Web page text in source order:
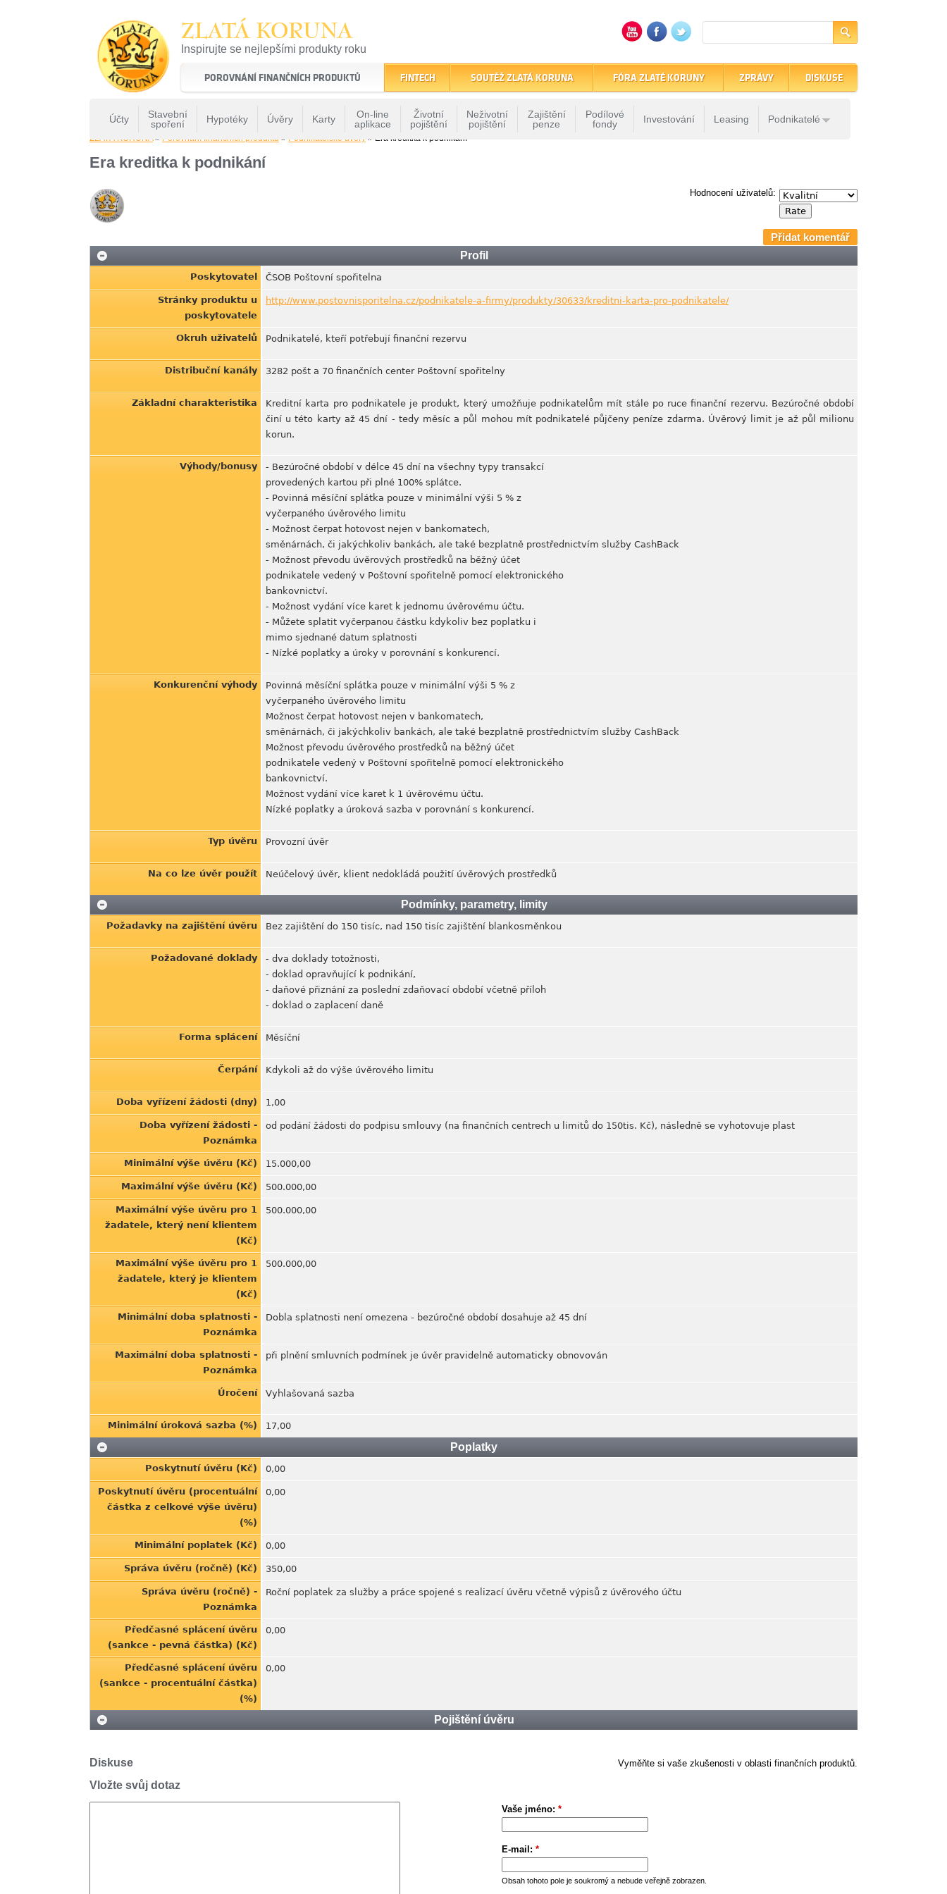
ZLATÁ KORUNA
Inspirujte se nejlepšími produkty roku
22 let tradice a kvality na finančním trhu
POROVNÁNÍ FINANČNÍCH PRODUKTŮ
Účty
Stavební
spoření
Hypotéky Úvěry Karty
On-line
aplikace
Životní
pojištění
Neživotní
pojištění
Zajištění
penze
Podílové
fondy
Investování Leasing Podnikatelé
FINTECH SOUTĚŽ ZLATÁ KORUNA FÓRA ZLATÉ KORUNY ZPRÁVY DISKUSE
ZLATÁ KORUNA» Porovnání finančních produktů » Podnikatelské úvěry » Era kreditka k podnikání
Era kreditka k podnikání
Hodnocení uživatelů:
Přidat komentář
Profil
Poskytovatel ČSOB Poštovní spořitelna
Stránky produktu u
poskytovatele
http://www.postovnisporitelna.cz/podnikatele-a-firmy/produkty/30633/kreditni-karta-pro-podnikatele/
Okruh uživatelů Podnikatelé, kteří potřebují finanční rezervu
Distribuční kanály 3282 pošt a 70 finančních center Poštovní spořitelny
Základní charakteristika
Kreditní karta pro podnikatele je produkt, který umožňuje podnikatelům mít stále po ruce finanční rezervu. Bezúročné období
činí u této karty až 45 dní - tedy měsíc a půl mohou mít podnikatelé půjčeny peníze zdarma. Úvěrový limit je až půl milionu
korun.
Výhody/bonusy
- Bezúročné období v délce 45 dní na všechny typy transakcí
provedených kartou při plné 100% splátce.
- Povinná měsíční splátka pouze v minimální výši 5 % z
vyčerpaného úvěrového limitu
- Možnost čerpat hotovost nejen v bankomatech,
směnárnách, či jakýchkoliv bankách, ale také bezplatně prostřednictvím služby CashBack
- Možnost převodu úvěrových prostředků na běžný účet
podnikatele vedený v Poštovní spořitelně pomocí elektronického
bankovnictví.
- Možnost vydání více karet k jednomu úvěrovému účtu.
- Můžete splatit vyčerpanou částku kdykoliv bez poplatku i
mimo sjednané datum splatnosti
- Nízké poplatky a úroky v porovnání s konkurencí.
Konkurenční výhody
Povinná měsíční splátka pouze v minimální výši 5 % z
vyčerpaného úvěrového limitu
Možnost čerpat hotovost nejen v bankomatech,
směnárnách, či jakýchkoliv bankách, ale také bezplatně prostřednictvím služby CashBack
Možnost převodu úvěrového prostředků na běžný účet
podnikatele vedený v Poštovní spořitelně pomocí elektronického
bankovnictví.
Možnost vydání více karet k 1 úvěrovému účtu.
Nízké poplatky a úroková sazba v porovnání s konkurencí.
Typ úvěru Provozní úvěr
Na co lze úvěr použít Neúčelový úvěr, klient nedokládá použití úvěrových prostředků
Podmínky, parametry, limity
Požadavky na zajištění úvěru Bez zajištění do 150 tisíc, nad 150 tisíc zajištění blankosměnkou
Požadované doklady
- dva doklady totožnosti,
- doklad opravňující k podnikání,
- daňové přiznání za poslední zdaňovací období včetně příloh
- doklad o zaplacení daně
Forma splácení Měsíční
Čerpání Kdykoli až do výše úvěrového limitu
Doba vyřízení žádosti (dny) 1,00
Doba vyřízení žádosti -
Poznámka
od podání žádosti do podpisu smlouvy (na finančních centrech u limitů do 150tis. Kč), následně se vyhotovuje plast
Minimální výše úvěru (Kč) 15.000,00
Maximální výše úvěru (Kč) 500.000,00
Maximální výše úvěru pro 1
žadatele, který není klientem
(Kč)
500.000,00
Maximální výše úvěru pro 1
žadatele, který je klientem
(Kč)
500.000,00
Minimální doba splatnosti -
Poznámka
Dobla splatnosti není omezena - bezúročné období dosahuje až 45 dní
Maximální doba splatnosti -
Poznámka
při plnění smluvních podmínek je úvěr pravidelně automaticky obnovován
Úročení Vyhlašovaná sazba
Minimální úroková sazba (%) 17,00
Poplatky
Poskytnutí úvěru (Kč) 0,00
Poskytnutí úvěru (procentuální
částka z celkové výše úvěru)
(%)
0,00
Minimální poplatek (Kč) 0,00
Správa úvěru (ročně) (Kč) 350,00
Správa úvěru (ročně) -
Poznámka
Roční poplatek za služby a práce spojené s realizací úvěru včetně výpisů z úvěrového účtu
Předčasné splácení úvěru
(sankce - pevná částka) (Kč)
0,00
Předčasné splácení úvěru
(sankce - procentuální částka)
(%)
0,00
Pojištění úvěru
Vyměňte si vaše zkušenosti v oblasti finančních produktů.
Diskuse
Vložte svůj dotaz
Vaše jméno: *
E-mail: *
Obsah tohoto pole je soukromý a nebude veřejně zobrazen.